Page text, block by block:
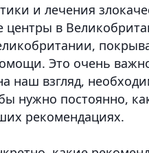
и лечения
в
Это очень
наш взгляд,
нужно постоянно,
рекомендациях.